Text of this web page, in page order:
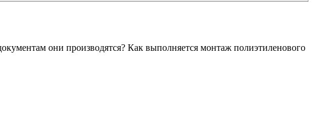
они производятся? Как выполняется монтаж полиэтиленового